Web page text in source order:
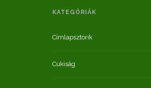
KATEGÓRIÁK
Címlapsztorik
Cukiság